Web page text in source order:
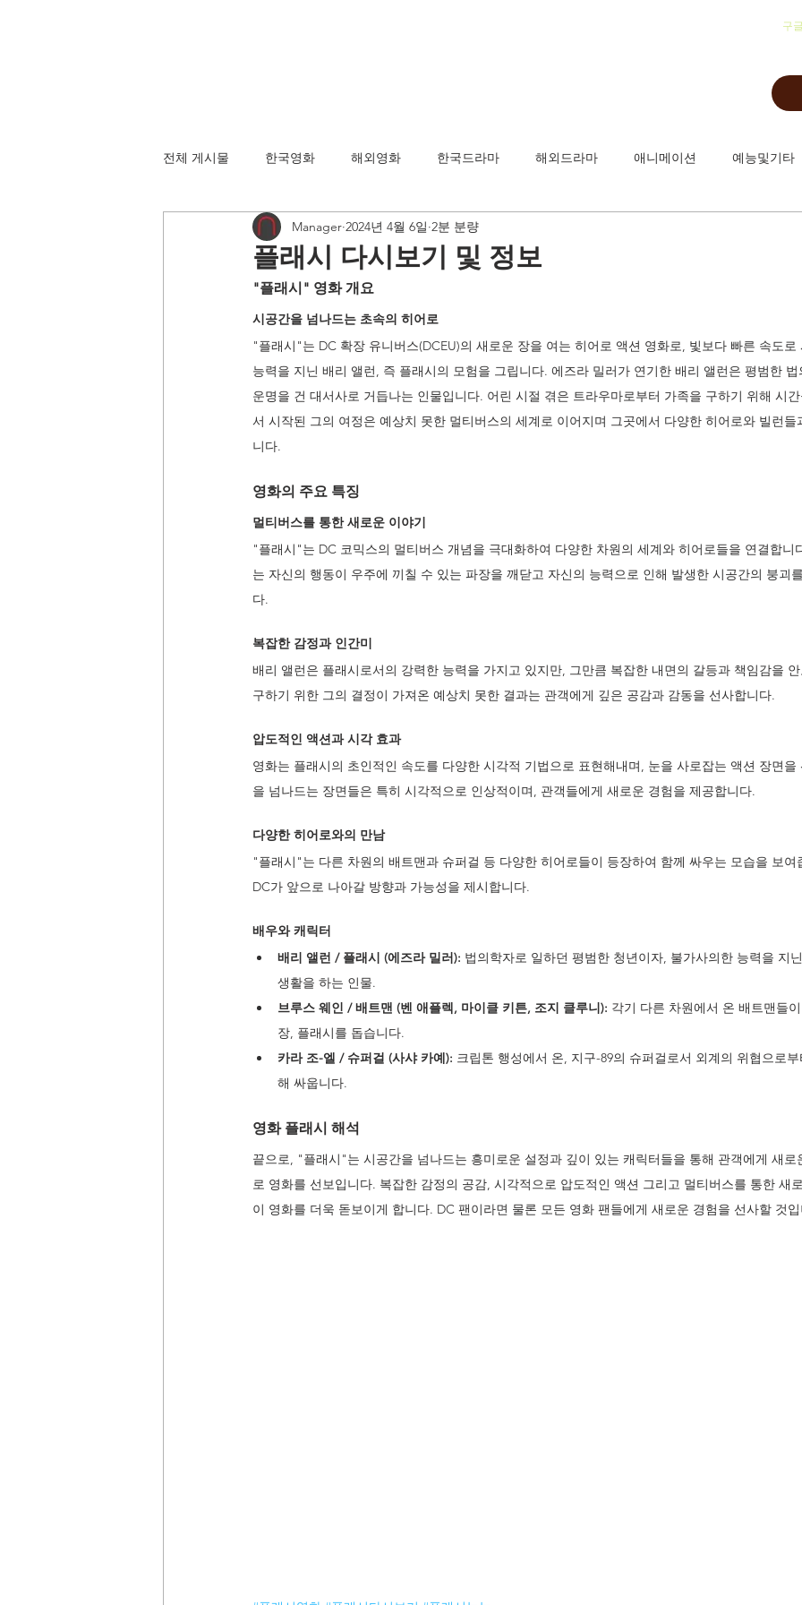
구
전체 게시물 한국영화 해외영화 한국드라마 해외드라마 애니메이션 예능및기타
플래시 다시보기 및 정보
Manager 2024년 4월 6일 2분 분량
"플래시" 영화 개요
시공간을 넘나드는 초속의 히어로
"플래시"는 DC 확장 유니버스(DCEU)의 새로운 장을 여는 히어로 액션 영화로, 빛보다 빠른 속도
능력을 지닌 배리 앨런, 즉 플래시의 모험을 그립니다. 에즈라 밀러가 연기한 배리 앨런은 평범한
운명을 건 대서사로 거듭나는 인물입니다. 어린 시절 겪은 트라우마로부터 가족을 구하기 위해 시
서 시작된 그의 여정은 예상치 못한 멀티버스의 세계로 이어지며 그곳에서 다양한 히어로와 빌런들
니다.
영화의 주요 특징
멀티버스를 통한 새로운 이야기
"플래시"는 DC 코믹스의 멀티버스 개념을 극대화하여 다양한 차원의 세계와 히어로들을 연결합니
는 자신의 행동이 우주에 끼칠 수 있는 파장을 깨닫고 자신의 능력으로 인해 발생한 시공간의 붕괴
다.
복잡한 감정과 인간미
배리 앨런은 플래시로서의 강력한 능력을 가지고 있지만, 그만큼 복잡한 내면의 갈등과 책임감을
구하기 위한 그의 결정이 가져온 예상치 못한 결과는 관객에게 깊은 공감과 감동을 선사합니다.
압도적인 액션과 시각 효과
영화는 플래시의 초인적인 속도를 다양한 시각적 기법으로 표현해내며, 눈을 사로잡는 액션 장면을
을 넘나드는 장면들은 특히 시각적으로 인상적이며, 관객들에게 새로운 경험을 제공합니다.
다양한 히어로와의 만남
"플래시"는 다른 차원의 배트맨과 슈퍼걸 등 다양한 히어로들이 등장하여 함께 싸우는 모습을 보
DC가 앞으로 나아갈 방향과 가능성을 제시합니다.
배우와 캐릭터
배리 앨런 / 플래시 (에즈라 밀러): 법의학자로 일하던 평범한 청년이자, 불가사의한 능력을 지
생활을 하는 인물.
브루스 웨인 / 배트맨 (벤 애플렉, 마이클 키튼, 조지 클루니): 각기 다른 차원에서 온 배트맨들
장, 플래시를 돕습니다.
카라 조-엘 / 슈퍼걸 (사샤 카예): 크립톤 행성에서 온, 지구-89의 슈퍼걸로서 외계의 위협으로
해 싸웁니다.
영화 플래시 해석
끝으로, "플래시"는 시공간을 넘나드는 흥미로운 설정과 깊이 있는 캐릭터들을 통해 관객에게 새로
로 영화를 선보입니다. 복잡한 감정의 공감, 시각적으로 압도적인 액션 그리고 멀티버스를 통한 새
이 영화를 더욱 돋보이게 합니다. DC 팬이라면 물론 모든 영화 팬들에게 새로운 경험을 선사할 것